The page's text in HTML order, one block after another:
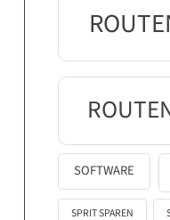
SOFTWARE
SPRIT SPAREN